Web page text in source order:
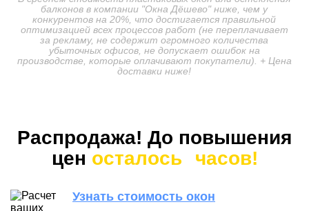
балконов в компании "Окна Дёшево" ниже, чем у
конкурентов на 20%, что достигается правильной
оптимизацией всех процессов работ (не переплачивает
за рекламу, не содержит огромного количества
убыточных офисов, не допускает ошибок на
производстве, которые оплачивают покупатели). + Цена
доставки ниже!
Распродажа! До повышения
цен осталось часов!
Узнать стоимость окон